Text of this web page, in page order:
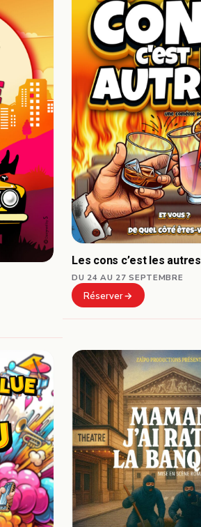
Les cons c’est les autres
DU 24 AU 27 SEPTEMBRE
Réserver